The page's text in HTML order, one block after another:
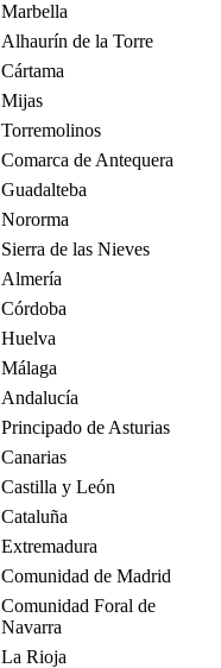
Marbella
Alhaurín de la Torre
Cártama
Mijas
Torremolinos
Comarca de Antequera
Guadalteba
Nororma
Sierra de las Nieves
Almería
Córdoba
Huelva
Málaga
Andalucía
Principado de Asturias
Canarias
Castilla y León
Cataluña
Extremadura
Comunidad de Madrid
Comunidad Foral de
Navarra
La Rioja